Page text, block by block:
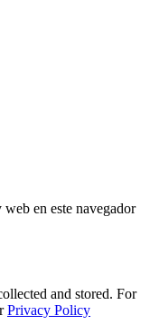
en este navegador
and stored. For
Privacy Policy